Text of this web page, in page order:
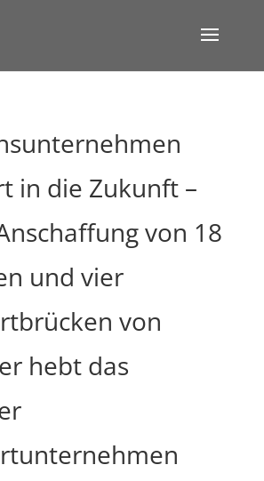
in die Zukunft –
von 18
und vier
von
hebt das